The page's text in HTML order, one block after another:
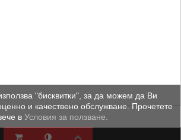
"бисквитки", за да можем да Ви
и качествено обслужване. Прочетете
в Условия за ползване.